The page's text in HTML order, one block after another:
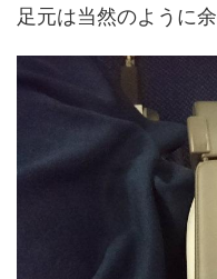
足元は当然のように